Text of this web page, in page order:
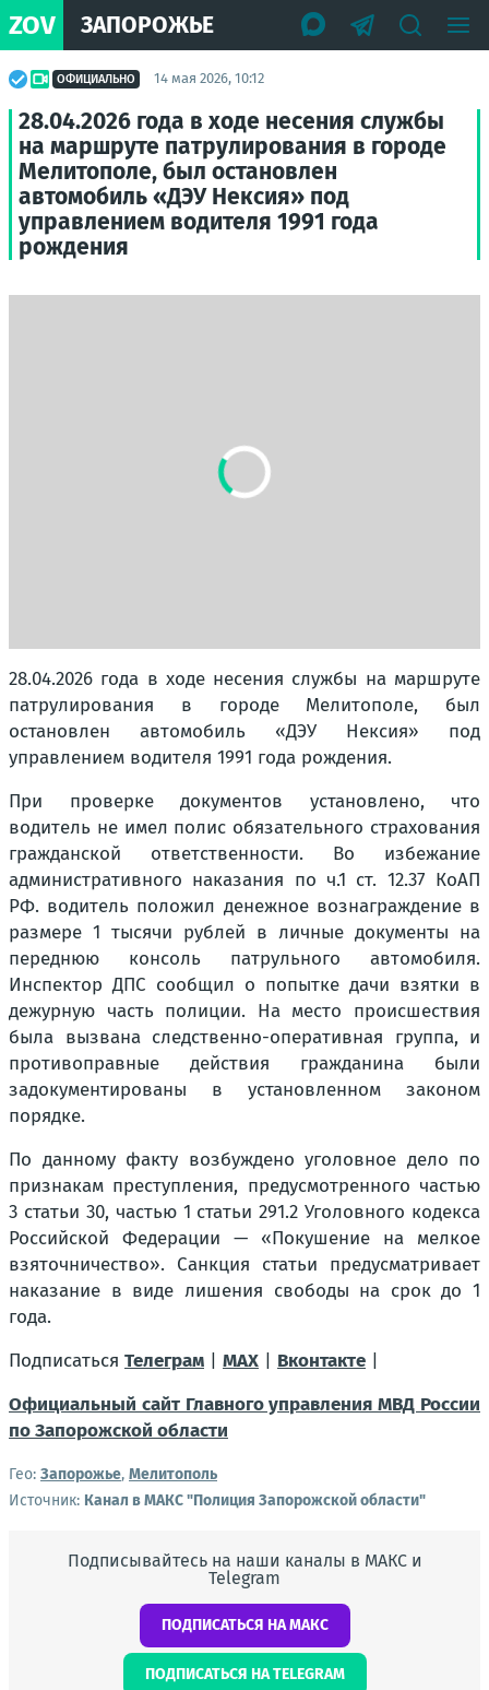
ZOV ЗАПОРОЖЬЕ
ОФИЦИАЛЬНО 14 мая 2026, 10:12
28.04.2026 года в ходе несения службы
на маршруте патрулирования в городе
Мелитополе, был остановлен
автомобиль «ДЭУ Нексия» под
управлением водителя 1991 года
рождения
28.04.2026 года в ходе несения службы на маршруте
патрулирования в городе Мелитополе, был
остановлен автомобиль «ДЭУ Нексия» под
управлением водителя 1991 года рождения.
При проверке документов установлено, что
водитель не имел полис обязательного страхования
гражданской ответственности. Во избежание
административного наказания по ч.1 ст. 12.37 КоАП
РФ. водитель положил денежное вознаграждение в
размере 1 тысячи рублей в личные документы на
переднюю консоль патрульного автомобиля.
Инспектор ДПС сообщил о попытке дачи взятки в
дежурную часть полиции. На место происшествия
была вызвана следственно-оперативная группа, и
противоправные действия гражданина были
задокументированы в установленном законом
порядке.
По данному факту возбуждено уголовное дело по
признакам преступления, предусмотренного частью
3 статьи 30, частью 1 статьи 291.2 Уголовного кодекса
Российской Федерации — «Покушение на мелкое
взяточничество». Санкция статьи предусматривает
наказание в виде лишения свободы на срок до 1
года.
Подписаться Телеграм MAX Вконтакте
Официальный сайт Главного управления МВД России
по Запорожской области
Гео: Запорожье, Мелитополь
Источник: Канал в МАКС "Полиция Запорожской области"
Подписывайтесь на наши каналы в МАКС и
Telegram
ПОДПИСАТЬСЯ НА МАКС
ПОДПИСАТЬСЯ НА TELEGRAM